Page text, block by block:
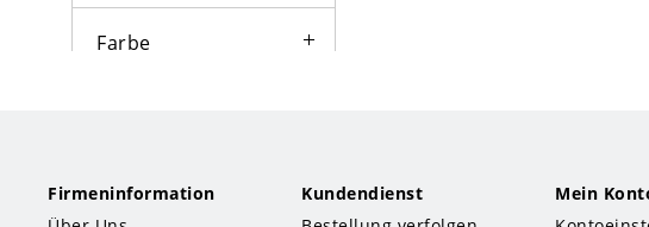
Farbe
Firmeninformation
Kundendienst
Mein